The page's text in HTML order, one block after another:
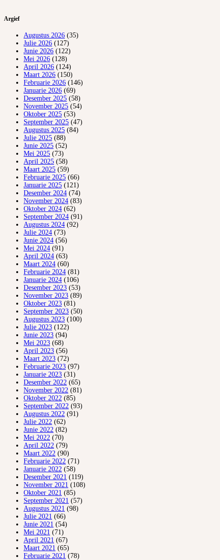
Argief
Augustus 2026 (35)
Julie 2026 (127)
Junie 2026 (122)
Mei 2026 (128)
April 2026 (124)
Maart 2026 (150)
Februarie 2026 (146)
Januarie 2026 (69)
Desember 2025 (58)
November 2025 (54)
Oktober 2025 (53)
September 2025 (47)
Augustus 2025 (84)
Julie 2025 (88)
Junie 2025 (52)
Mei 2025 (73)
April 2025 (58)
Maart 2025 (59)
Februarie 2025 (66)
Januarie 2025 (121)
Desember 2024 (74)
November 2024 (83)
Oktober 2024 (62)
September 2024 (91)
Augustus 2024 (92)
Julie 2024 (73)
Junie 2024 (56)
Mei 2024 (91)
April 2024 (63)
Maart 2024 (60)
Februarie 2024 (81)
Januarie 2024 (106)
Desember 2023 (53)
November 2023 (89)
Oktober 2023 (81)
September 2023 (50)
Augustus 2023 (100)
Julie 2023 (122)
Junie 2023 (94)
Mei 2023 (68)
April 2023 (56)
Maart 2023 (72)
Februarie 2023 (97)
Januarie 2023 (31)
Desember 2022 (65)
November 2022 (81)
Oktober 2022 (85)
September 2022 (93)
Augustus 2022 (91)
Julie 2022 (62)
Junie 2022 (82)
Mei 2022 (70)
April 2022 (79)
Maart 2022 (90)
Februarie 2022 (71)
Januarie 2022 (58)
Desember 2021 (119)
November 2021 (108)
Oktober 2021 (85)
September 2021 (57)
Augustus 2021 (98)
Julie 2021 (66)
Junie 2021 (54)
Mei 2021 (71)
April 2021 (67)
Maart 2021 (65)
Februarie 2021 (78)